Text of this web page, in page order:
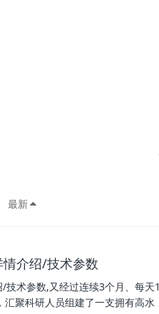
最新
介绍/技术参数
技术参数,又经过连续3个月、每
聚科研人员组建了一支拥有高